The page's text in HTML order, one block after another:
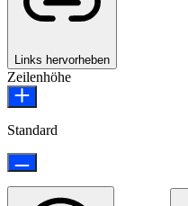
Links hervorheben
Zeilenhöhe
Standard